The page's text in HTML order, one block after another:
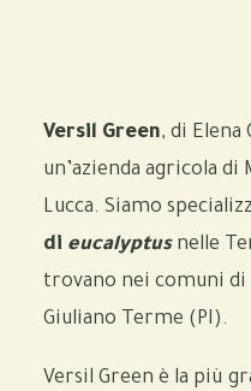
Versil Green, di Elena
un’azienda agricola di
Lucca. Siamo
di eucalyptusnelle
trovano nei comuni di
Giuliano Terme (PI).
Versil Green è la più